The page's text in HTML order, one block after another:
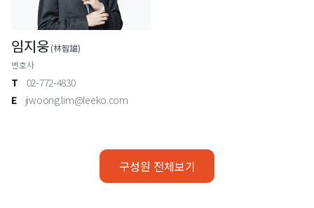
임지웅 (林智雄)
변호사
T
02-772-4830
E
jiwoong.lim@leeko.com
구성원 전체보기